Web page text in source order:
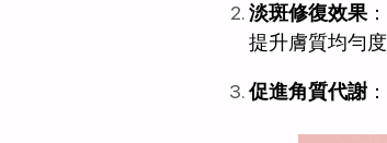
淡斑修復效果
提升膚質均勻度
促進角質代謝